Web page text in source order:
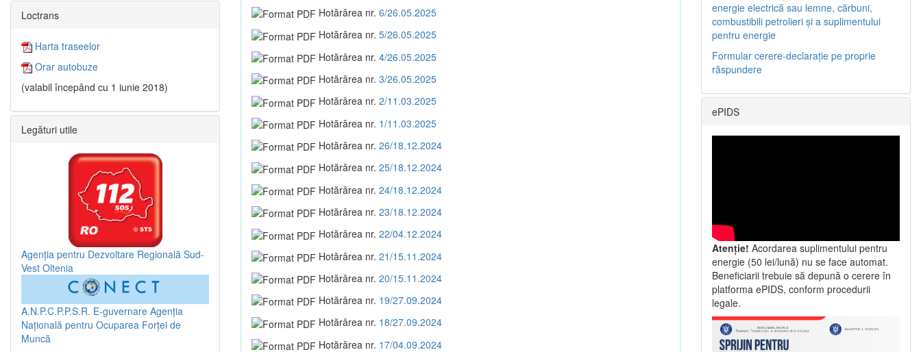
Hotărârea nr. 6/26.05.2025
Hotărârea nr. 5/26.05.2025
Hotărârea nr. 4/26.05.2025
Hotărârea nr. 3/26.05.2025
Hotărârea nr. 2/11.03.2025
Hotărârea nr. 1/11.03.2025
Hotărârea nr. 26/18.12.2024
Hotărârea nr. 25/18.12.2024
Hotărârea nr. 24/18.12.2024
Hotărârea nr. 23/18.12.2024
Hotărârea nr. 22/04.12.2024
Hotărârea nr. 21/15.11.2024
Hotărârea nr. 20/15.11.2024
Hotărârea nr. 19/27.09.2024
Hotărârea nr. 18/27.09.2024
Hotărârea nr. 17/04.09.2024
Loctrans
Harta traseelor
Orar autobuze
(valabil începând cu 1 iunie 2018)
Legături utile
Agenția pentru Dezvoltare Regională Sud-
Vest Oltenia
A.N.P.C.P.P.S.R. E-guvernare Agenția
Națională pentru Ocuparea Forței de
Muncă
energie electrică sau lemne, cărbuni,
combustibili petrolieri și a suplimentului
pentru energie
Formular cerere-declarație pe proprie
răspundere
ePIDS
Atenție! Acordarea suplimentului pentru
energie (50 lei/lună) nu se face automat.
Beneficiarii trebuie să depună o cerere în
platforma ePIDS, conform procedurii
legale.